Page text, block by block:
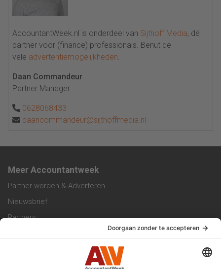
AccountantWeek.nl is onderdeel van Sijthoff Media, dé
partner voor (finance) professionals. Benut de
vele advertentiemogelijkheden.
Daan Commandeur
Partner Manager
0628068433
daancommandeur@sijthoffmedia.nl
Meer Accountantweek
Partner worden & Adverteren
Nieuwsbrief
Partners